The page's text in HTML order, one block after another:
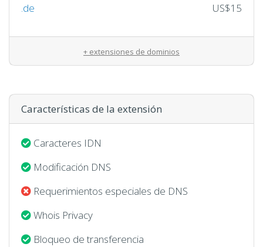
.de
US$15
+ extensiones de dominios
Características de la extensión
Caracteres IDN
Modificación DNS
Requerimientos especiales de DNS
Whois Privacy
Bloqueo de transferencia